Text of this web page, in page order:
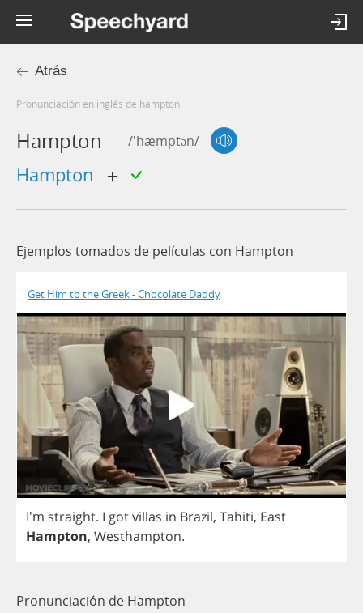
Atrás
Pronunciación en inglés de hampton
Hampton /'hæmptən/
hampton
Ejemplos tomados de películas con Hampton
Get Him to the Greek - Chocolate Daddy
I'm straight. I gotvillas in Brazil, Tahiti, East
Hampton, Westhampton.
Pronunciación de Hampton